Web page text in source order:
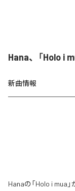
Hana、「Holo i
新曲情報
Hanaの「Holo i mua